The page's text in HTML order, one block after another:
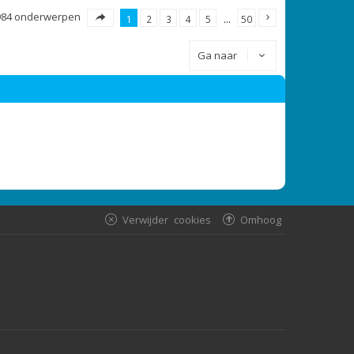
onderwerpen 1 2 3 4 5 … 50
Ga naar
Omhoog
Verwijder cookies